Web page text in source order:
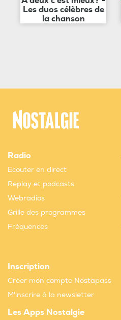
Les duos célèbres de
la chanson
Radio
Ecouter en direct
Replay et podcasts
Webradios
Grille des programmes
Fréquences
Inscription
Créer mon compte Nostapass
M'inscrire à la newsletter
Les Apps Nostalgie